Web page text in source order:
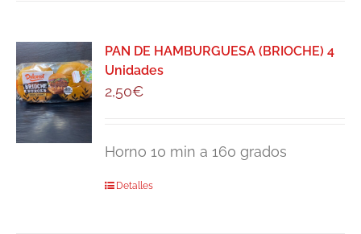
PAN DE HAMBURGUESA (BRIOCHE) 4
Unidades
2,50€
Horno 10 min a 160 grados
Detalles